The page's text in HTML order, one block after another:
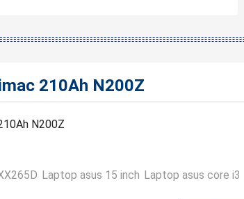
210Ah N200Z
N200Z
Laptop asus 15 inch Laptop asus core i3